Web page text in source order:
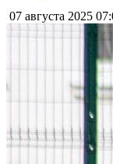
07 августа 2025